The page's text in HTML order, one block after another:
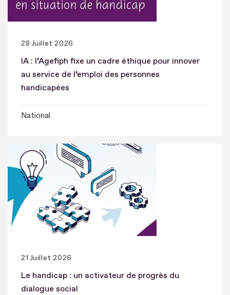
28 Juillet 2026
IA : l’Agefiph fixe un cadre éthique pour innover
au service de l’emploi des personnes
handicapées
National
21 Juillet 2026
Le handicap : un activateur de progrès du
dialogue social